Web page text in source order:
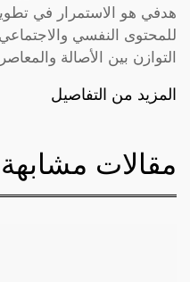
هدفي هو الاستمرار في
للمحتوى النفسي
التوازن بين الأصالة
المزيد من التفاصيل
مقالات مشابهة